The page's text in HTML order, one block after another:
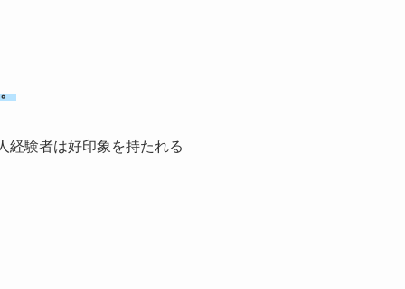
経験者は好印象を持たれる